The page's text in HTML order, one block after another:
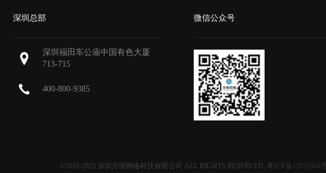
深圳总部
深圳福田车公庙中国有色大厦
713-715
400-800-9385
微信公众号
©2010-2023 深圳方维网络科技有限公司 ALL RIGHTS RESERVED. 粤ICP备12071064号